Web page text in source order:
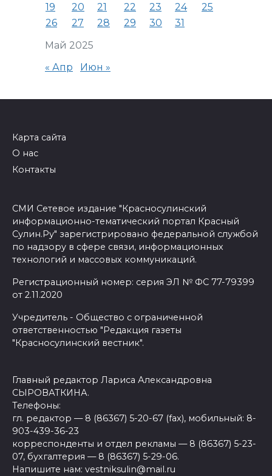
Май 2025
19
20 21 22 23 24
25
26
27 28 29 30 31
« Апр Июн »
Карта сайта
О нас
Контакты
СМИ Сетевое издание "Красносулинский
информационно-тематический портал Красный
Сулин.Ру" зарегистрировано федеральной службой
по надзору в сфере связи, информационных
технологий и массовых коммуникаций.
Регистрационный номер: серия ЭЛ № ФС 77-79399
от 2.11.2020
Учредитель - Общество с ограниченной
ответственностью "Редакция газеты
"Красносулинский вестник".
Главный редактор Лариса Александровна
СЫРОВАТКИНА.
Телефоны:
гл. редактор — 8 (86367) 5-20-67 (fax), мобильный: 8-
903-439-36-23
корреспонденты и отдел рекламы — 8 (86367) 5-23-
07, бухгалтерия — 8 (86367) 5-29-06.
Напишите нам: vestniksulin@mail.ru